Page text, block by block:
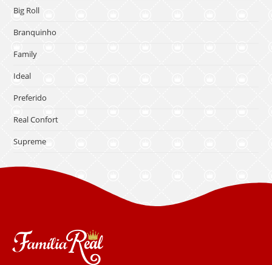
Big Roll
Branquinho
Family
Ideal
Preferido
Real Confort
Supreme